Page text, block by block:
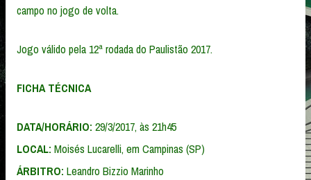
campo no jogo de volta.
Jogo válido pela 12ª rodada do Paulistão 2017.
FICHA TÉCNICA
DATA/HORÁRIO: 29/3/2017, às 21h45
LOCAL: Moisés Lucarelli, em Campinas (SP)
ÁRBITRO: Leandro Bizzio Marinho